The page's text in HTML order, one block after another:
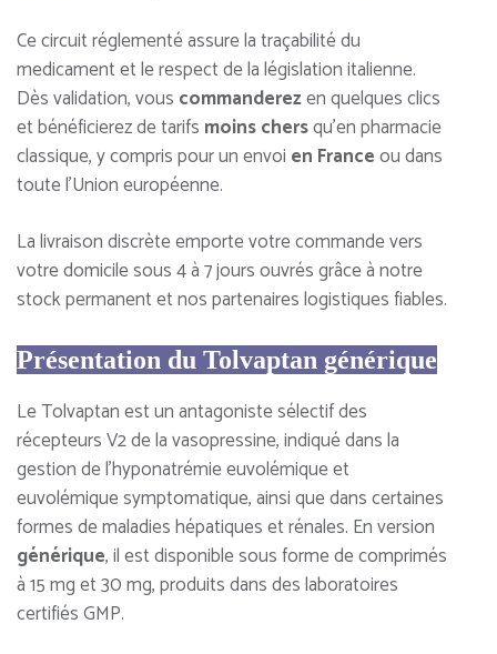
Ce circuit réglementé assure la traçabilité du
medicament et le respect de la législation italienne.
Dès validation, vous commanderezen quelques clics
et bénéficierez de tarifs moins chersqu’en pharmacie
classique, y compris pour un envoi en Franceou dans
toute l’Union européenne.
La livraison discrète emporte votre commande vers
votre domicile sous 4 à 7 jours ouvrés grâce à notre
stock permanent et nos partenaires logistiques fiables.
Présentation du Tolvaptan générique
Le Tolvaptan est un antagoniste sélectif des
récepteurs V2 de la vasopressine, indiqué dans la
gestion de l'hyponatrémie euvolémique et
euvolémique symptomatique, ainsi que dans certaines
formes de maladies hépatiques et rénales. En version
générique, il est disponible sous forme de comprimés
à 15 mg et 30 mg, produits dans des laboratoires
certifiés GMP.